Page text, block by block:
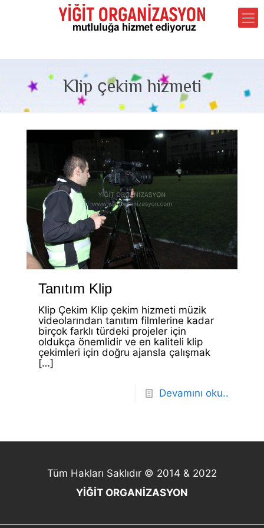
Klip çekim hizmeti
Tanıtım Klip
Klip Çekim Klip çekim hizmeti müzik
videolarından tanıtım filmlerine kadar
birçok farklı türdeki projeler için
oldukça önemlidir ve en kaliteli klip
çekimleri için doğru ajansla çalışmak
[…]
Devamını oku..
Tüm Hakları Saklıdır © 2014 & 2022
YİĞİT ORGANİZASYON